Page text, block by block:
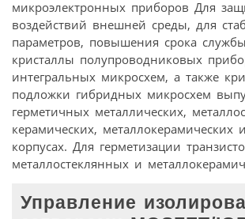
микроэлектронных приборов Для
воздействий внешней среды, для
параметров, повышения срока
кристаллы полупроводниковых
интегральных микросхем, а также
подложки гибридных микросхем
герметичных металлических,
керамических, металлокерамических
корпусах. Для герметизации
металлостеклянных и
Управление